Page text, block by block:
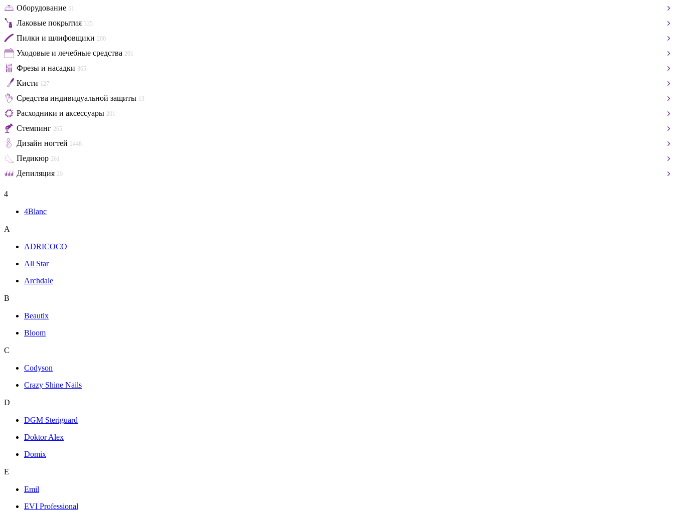
Оборудование 51
Лаковые покрытия 335
Пилки и шлифовщики 200
Уходовые и лечебные средства 201
Фрезы и насадки 365
Кисти 127
Средства индивидуальной защиты 13
Расходники и аксессуары 201
Стемпинг 265
Дизайн ногтей 2448
Педикюр 261
Депиляция 29
4
4Blanc
A
ADRICOCO
All Star
Archdale
B
Beautix
Bloom
C
Codyson
Crazy Shine Nails
D
DGM Steriguard
Doktor Alex
Domix
E
Emil
EVI Professional